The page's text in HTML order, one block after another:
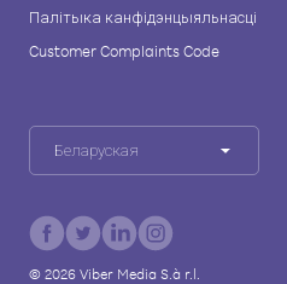
Палітыка канфідэнцыяльнасці
Customer Complaints Code
Беларуская
© 2026Viber Media S.à r.l.